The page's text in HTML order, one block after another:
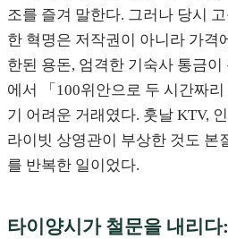
조를 즐겨 말한다. 그러나 당시
한 혁명은 저작권이 아니라 가격
한된 용돈, 엄격한 기숙사 통금
에서 「100위안으로 두 시간짜
기 어려운 거래였다. 훗날 KTV,
라이빗 상영관이 부상한 것도 본
를 반복한 일이었다.
타이양시가 철문을 내리